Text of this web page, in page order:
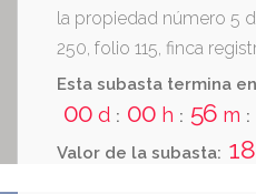
la propiedad número 5
250, folio 115, finca
Esta subasta termina
00 d : 00 h : 56 m :
Valor de la subasta: